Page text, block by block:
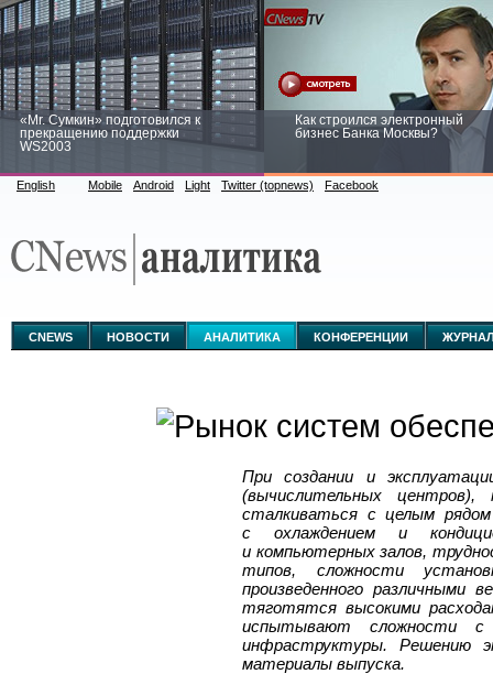
«Mr. Сумкин» подготовился к
прекращению поддержки
WS2003
Как строился электронный
бизнес Банка Москвы?
аналитике
English Mobile Android Light Twitter (topnews) Facebook
CNEWS НОВОСТИ АНАЛИТИКА КОНФЕРЕНЦИИ
При создании и
(вычислительных центров),
сталкиваться с целым
с охлаждением и
и компьютерных залов,
типов, сложности
произведенного различными
тяготятся высокими
испытывают сложности с
инфраструктуры. Решению
материалы выпуска.